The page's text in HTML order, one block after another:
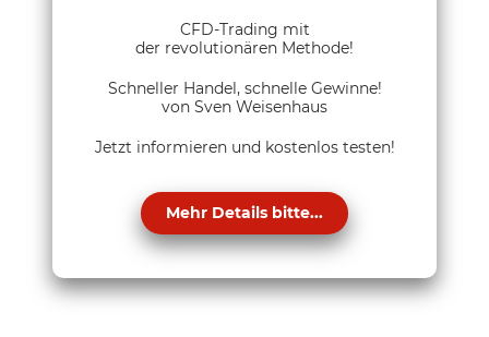
CFD-Trading mit
der revolutionären Methode!
Schneller Handel, schnelle Gewinne!
von Sven Weisenhaus
Jetzt informieren und kostenlos testen!
Mehr Details bitte...